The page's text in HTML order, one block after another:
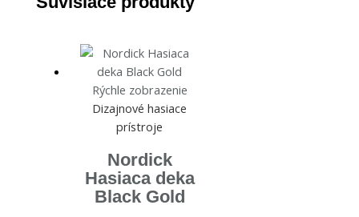
Rýchle zobrazenie
Dizajnové hasiace
prístroje
Nordick
Hasiaca deka
Black Gold